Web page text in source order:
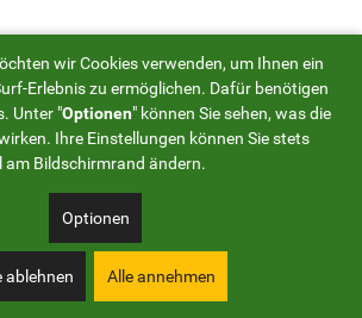
Manager
Tag Manager ein. Anbieter ist die
ist ein Tool, mit dessen Hilfe
wir Cookies verwenden, um Ihnen ein
Erlebnis zu ermöglichen. Dafür benötigen
Unter "Optionen" können Sie sehen, was die
Ihre Einstellungen können Sie stets
am Bildschirmrand ändern.
Optionen
ablehnen Alle annehmen